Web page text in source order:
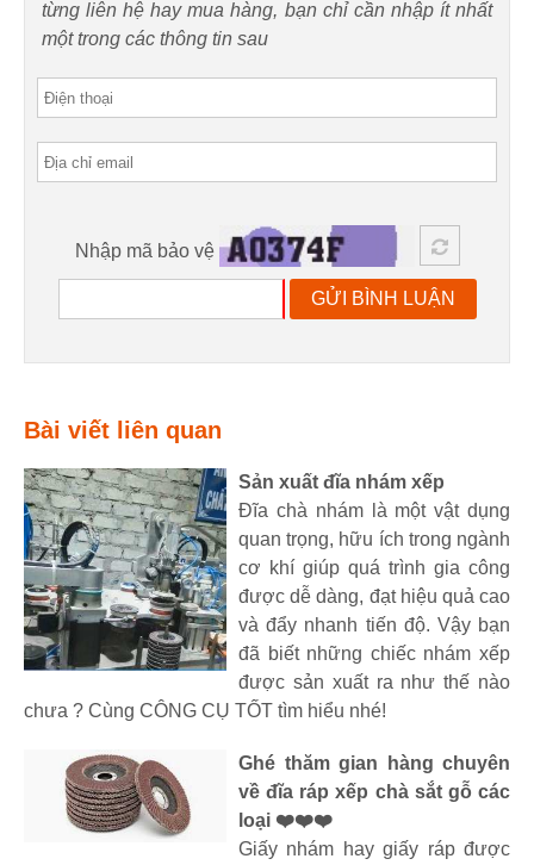
từng liên hệ hay mua hàng, bạn chỉ cần nhập ít nhất
một trong các thông tin sau
Nhập mã bảo vệ
GỬI BÌNH LUẬN
Bài viết liên quan
Sản xuất đĩa nhám xếp
Đĩa chà nhám là một vật dụng
quan trọng, hữu ích trong ngành
cơ khí giúp quá trình gia công
được dễ dàng, đạt hiệu quả cao
và đẩy nhanh tiến độ. Vậy bạn
đã biết những chiếc nhám xếp
được sản xuất ra như thế nào
chưa ? Cùng CÔNG CỤ TỐT tìm hiểu nhé!
Ghé thăm gian hàng chuyên
về đĩa ráp xếp chà sắt gỗ các
loại ❤️❤️❤️
Giấy nhám hay giấy ráp được